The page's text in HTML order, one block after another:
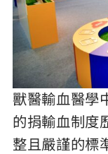
獸醫輸血醫學
的捐輸血制度
整且嚴謹的標